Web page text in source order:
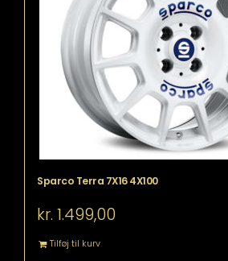
Sparco Terra 7X16 4X100
kr. 1.499,00
Tilføj til kurv